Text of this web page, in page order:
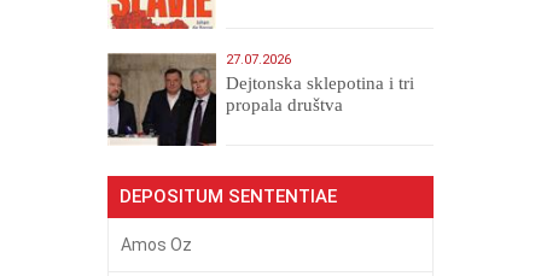
27.07.2026
Dejtonska sklepotina i tri
propala društva
DEPOSITUM SENTENTIAE
Amos Oz